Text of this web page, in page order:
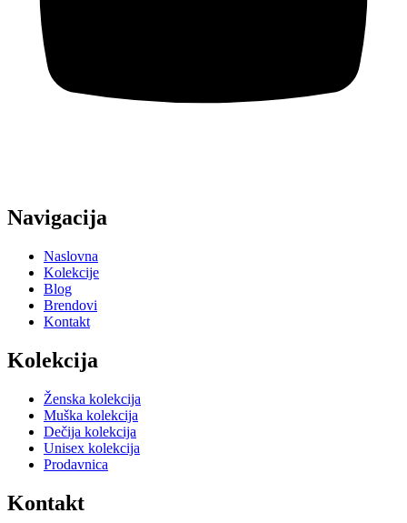
Navigacija
Naslovna
Kolekcije
Blog
Brendovi
Kontakt
Kolekcija
Ženska kolekcija
Muška kolekcija
Dečija kolekcija
Unisex kolekcija
Prodavnica
Kontakt